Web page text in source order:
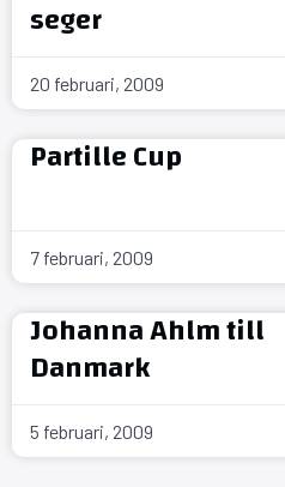
seger
20 februari, 2009
Partille Cup
7 februari, 2009
Johanna Ahlm till
Danmark
5 februari, 2009